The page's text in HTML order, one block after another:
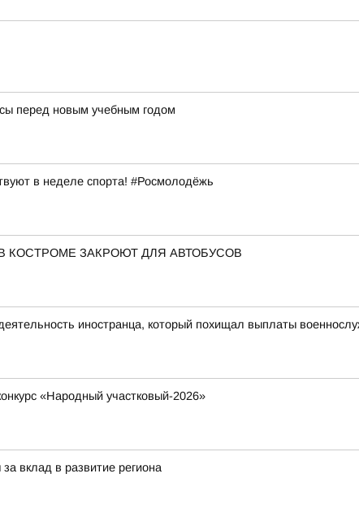
перед новым учебным годом
в неделе спорта! #Росмолодёжь
КОСТРОМЕ ЗАКРОЮТ ДЛЯ АВТОБУСОВ
иностранца, который похищал выплаты
«Народный участковый-2026»
вклад в развитие региона